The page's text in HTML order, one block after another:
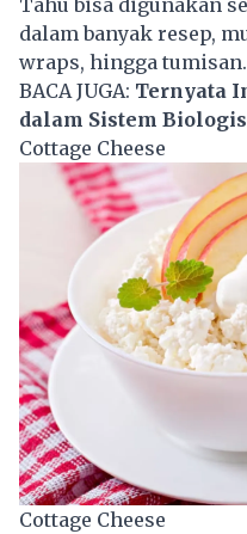
dalam banyak resep,
wraps, hingga tumisan.
BACA JUGA: Ternyata
dalam Sistem
Cottage Cheese
Cottage Cheese